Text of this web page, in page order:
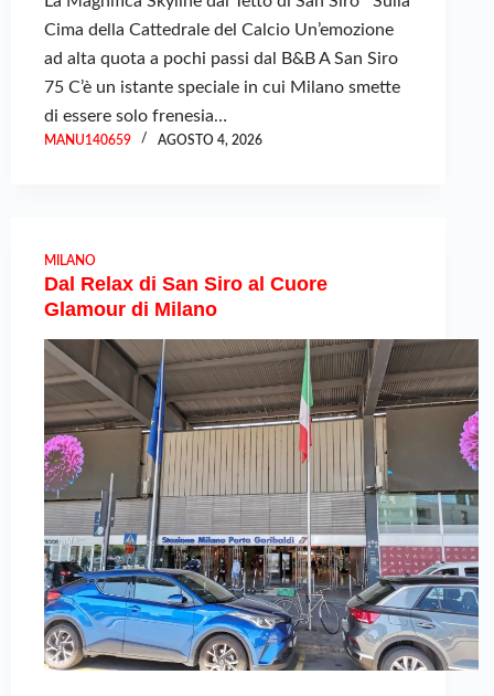
Cima della Cattedrale del Calcio Un’emozione
ad alta quota a pochi passi dal B&B A San Siro
75 C’è un istante speciale in cui Milano smette
di essere solo frenesia…
MANU140659 AGOSTO 4, 2026
MILANO
Dal Relax di San Siro al Cuore
Glamour di Milano